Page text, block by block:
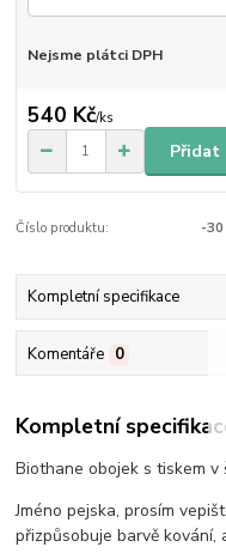
Nejsme plátci DPH
540 Kč/ks
Přidat
Číslo produktu: -30
Kompletní specifikace
Komentáře 0
Kompletní
Biothane obojek s tiskem v
Jméno pejska, prosím
přizpůsobuje barvě kování,